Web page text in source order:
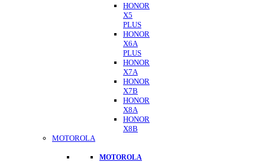
HONOR
X5
PLUS
HONOR
X6A
PLUS
HONOR
X7A
HONOR
X7B
HONOR
X8A
HONOR
X8B
MOTOROLA
MOTOROLA